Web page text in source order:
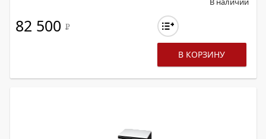
82 500 Р
В КОРЗИНУ